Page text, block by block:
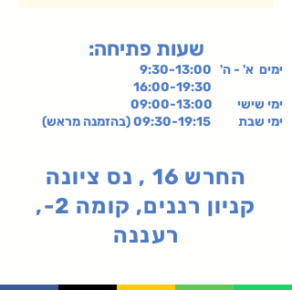
:שעות פתיחה
ימים א' - ה' 9:30-13:00
ימי שישי 09:00-13:00
ימי שבת 09:30-19:15 (בהזמנה מראש)
החרש 16 , נס ציונה
קניון רננים, קומה 2-,
רעננה